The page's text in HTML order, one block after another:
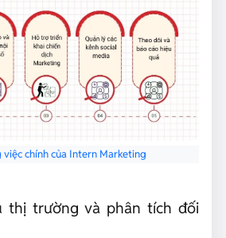
việc chính của Intern Marketing
thị trường và phân tích đối